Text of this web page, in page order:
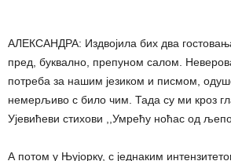
АЛЕКСАНДРА: Издвојила бих два
пред, буквално, препуном салом.
потреба за нашим језиком и писмом,
немерљиво с било чим. Тада су ми кроз
Ујевићеви стихови ,,Умрећу ноћас од
А потом у Њујорку, с једнаким